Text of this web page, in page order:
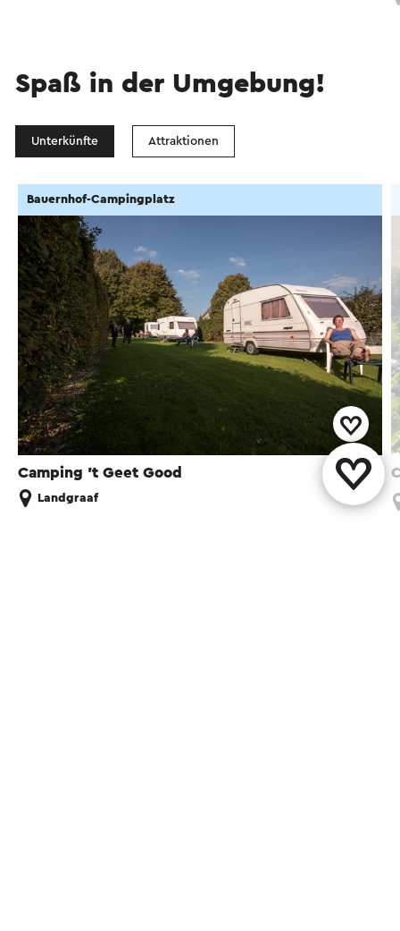
Spaß in der Umgebung!
Unterkünfte Attraktionen
Camping 't Geet Good
Bauernhof-Campingplatz
Landgraaf